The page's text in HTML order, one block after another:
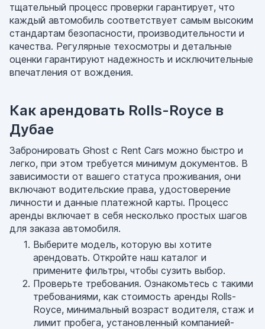
тщательный процесс проверки гарантирует, что
каждый автомобиль соответствует самым высоким
стандартам безопасности, производительности и
качества. Регулярные техосмотры и детальные
оценки гарантируют надежность и исключительные
впечатления от вождения.
Как арендовать Rolls-Royce в
Дубае
Забронировать Ghost с Rent Cars можно быстро и
легко, при этом требуется минимум документов. В
зависимости от вашего статуса проживания, они
включают водительские права, удостоверение
личности и данные платежной карты. Процесс
аренды включает в себя несколько простых шагов
для заказа автомобиля.
Выберите модель, которую вы хотите
арендовать. Откройте наш каталог и
примените фильтры, чтобы сузить выбор.
Проверьте требования. Ознакомьтесь с такими
требованиями, как стоимость аренды Rolls-
Royce, минимальный возраст водителя, стаж и
лимит пробега, установленный компанией-